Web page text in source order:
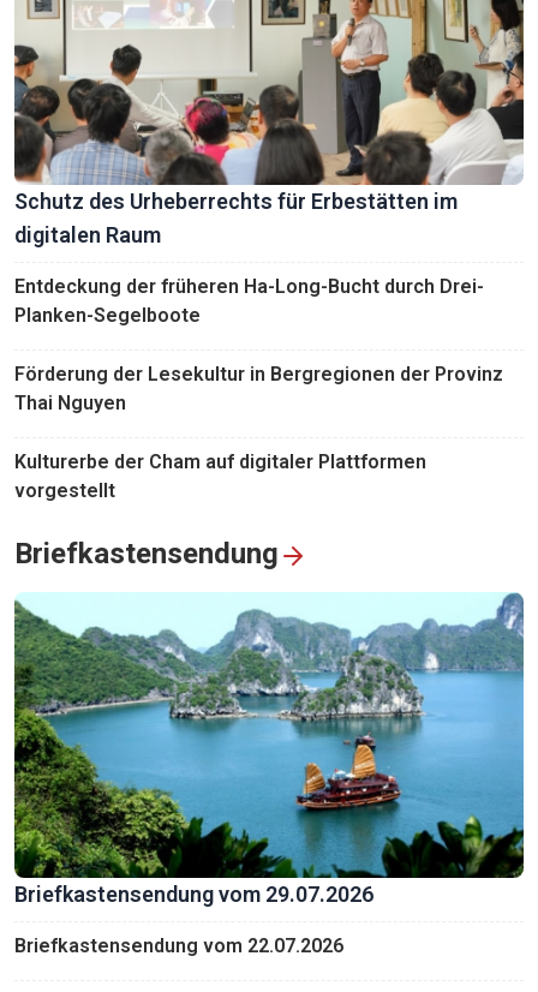
Schutz des Urheberrechts für Erbestätten im
digitalen Raum
Entdeckung der früheren Ha-Long-Bucht durch Drei-
Planken-Segelboote
Förderung der Lesekultur in Bergregionen der Provinz
Thai Nguyen
Kulturerbe der Cham auf digitaler Plattformen
vorgestellt
Briefkastensendung
Briefkastensendung vom 29.07.2026
Briefkastensendung vom 22.07.2026